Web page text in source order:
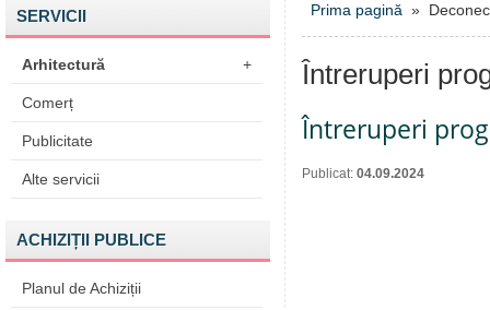
SERVICII
Arhitectură +
Comerț
Publicitate
Alte servicii
ACHIZIȚII PUBLICE
Planul de Achiziții
Prima pagină »
Întreruperi
Întreruperi
Publicat: 04.09.2024